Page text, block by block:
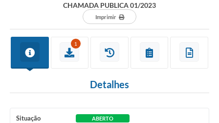
CHAMADA PUBLICA 01/2023
Imprimir
1
Detalhes
Situação ABERTO